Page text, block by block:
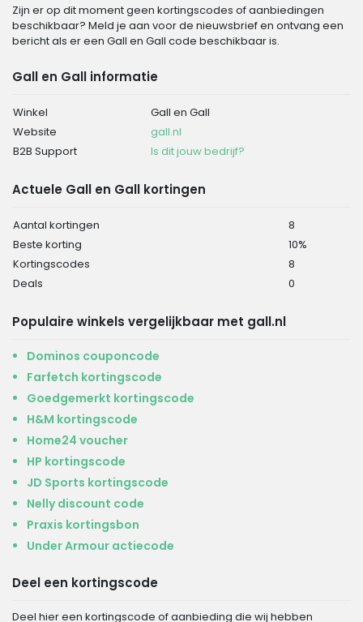
Zijn er op dit moment geen kortingscodes of aanbiedingen
beschikbaar? Meld je aan voor de nieuwsbrief en ontvang een
bericht als er een Gall en Gall code beschikbaar is.
Gall en Gall informatie
Winkel
Gall en Gall
Website
gall.nl
B2B Support
Is dit jouw bedrijf?
Actuele Gall en Gall kortingen
Aantal kortingen
8
Beste korting
10%
Kortingscodes
8
Deals
0
Populaire winkels vergelijkbaar met gall.nl
Dominos couponcode
Farfetch kortingscode
Goedgemerkt kortingscode
H&M kortingscode
Home24 voucher
HP kortingscode
JD Sports kortingscode
Nelly discount code
Praxis kortingsbon
Under Armour actiecode
Deel een kortingscode
Deel hier een kortingscode of aanbieding die wij hebben